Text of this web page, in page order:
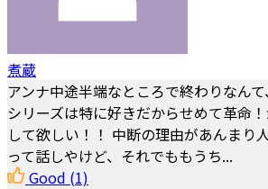
煮蔵
アンナ中途半端なところで終わりなん
シリーズは特に好きだからせめて革命
して欲しい！！ 中断の理由があんまり
って話しやけど、それでももうち...
Good (1)